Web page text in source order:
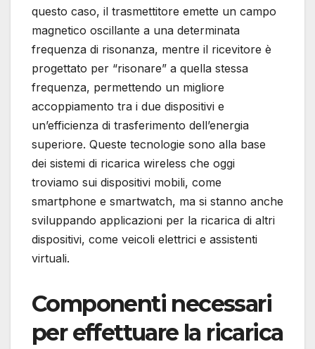
questo caso, il trasmettitore emette un campo
magnetico oscillante a una determinata
frequenza di risonanza, mentre il ricevitore è
progettato per “risonare” a quella stessa
frequenza, permettendo un migliore
accoppiamento tra i due dispositivi e
un’efficienza di trasferimento dell’energia
superiore. Queste tecnologie sono alla base
dei sistemi di ricarica wireless che oggi
troviamo sui dispositivi mobili, come
smartphone e smartwatch, ma si stanno anche
sviluppando applicazioni per la ricarica di altri
dispositivi, come veicoli elettrici e assistenti
virtuali.
Componenti necessari
per effettuare la ricarica